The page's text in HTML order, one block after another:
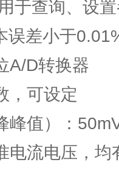
于查询、设
误差小于
A/D转换器
，可设定
峰值）：
电流电压，均